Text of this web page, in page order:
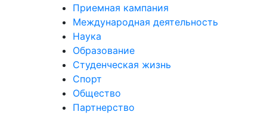
Приемная кампания
Международная деятельность
Наука
Образование
Студенческая жизнь
Спорт
Общество
Партнерство